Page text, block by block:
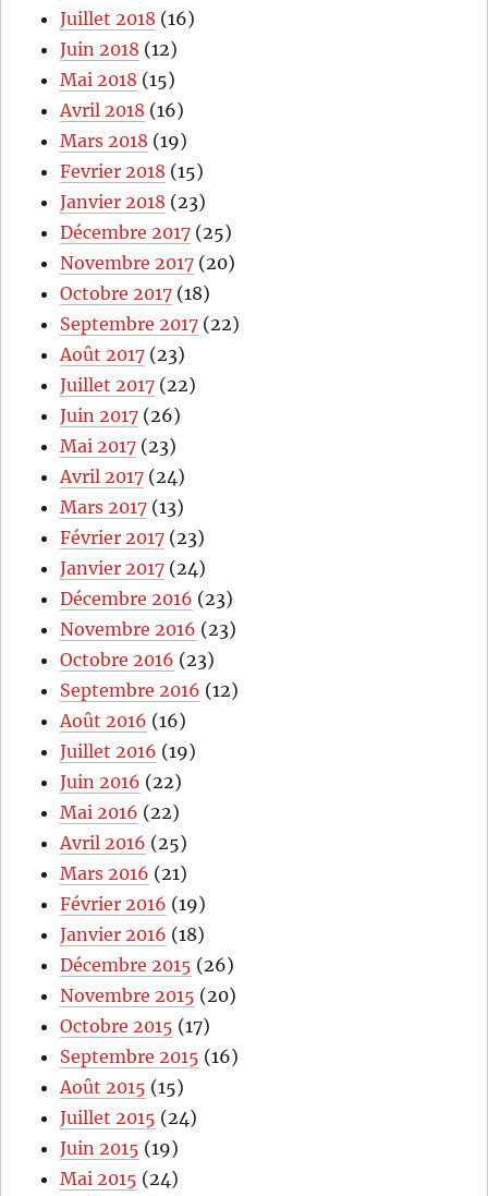
Juillet 2018 (16)
Juin 2018 (12)
Mai 2018 (15)
Avril 2018 (16)
Mars 2018 (19)
Fevrier 2018 (15)
Janvier 2018 (23)
Décembre 2017 (25)
Novembre 2017 (20)
Octobre 2017 (18)
Septembre 2017 (22)
Août 2017 (23)
Juillet 2017 (22)
Juin 2017 (26)
Mai 2017 (23)
Avril 2017 (24)
Mars 2017 (13)
Février 2017 (23)
Janvier 2017 (24)
Décembre 2016 (23)
Novembre 2016 (23)
Octobre 2016 (23)
Septembre 2016 (12)
Août 2016 (16)
Juillet 2016 (19)
Juin 2016 (22)
Mai 2016 (22)
Avril 2016 (25)
Mars 2016 (21)
Février 2016 (19)
Janvier 2016 (18)
Décembre 2015 (26)
Novembre 2015 (20)
Octobre 2015 (17)
Septembre 2015 (16)
Août 2015 (15)
Juillet 2015 (24)
Juin 2015 (19)
Mai 2015 (24)